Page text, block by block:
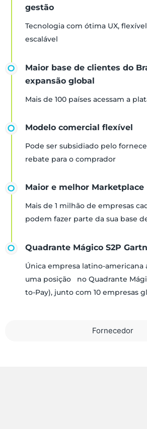
Fornecedor
gestão
Tecnologia com ótima UX,
escalável
Maior base de clientes do
expansão global
Mais de 100 países acessam a
Modelo comercial flexível
Pode ser subsidiado pelo
rebate para o comprador
Maior e melhor Marketplace
Mais de 1 milhão de empresas
podem fazer parte da sua base
Quadrante Mágico S2P
Única empresa latino-americana
uma posição no Quadrante
to-Pay), junto com 10 empresas